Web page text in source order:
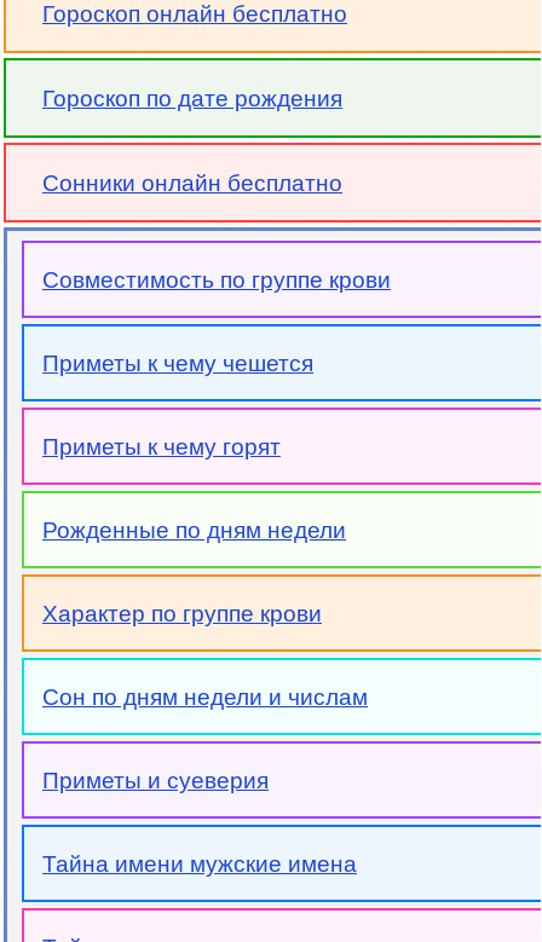
Гороскоп онлайн бесплатно
Гороскоп по дате рождения
Сонники онлайн бесплатно
Совместимость по группе крови
Приметы к чему чешется
Приметы к чему горят
Рожденные по дням недели
Характер по группе крови
Сон по дням недели и числам
Приметы и суеверия
Тайна имени мужские имена